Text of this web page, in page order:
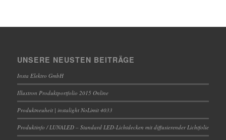
UNSERE NEUSTEN BEITRÄGE
Insta Elektro GmbH
Illuxtron Produktportfolio 2015 Online
Produktneuheit | instalight NoLimit 4033
Produktinfo / LUNALED – Standard LED-Lichtdecken mit diffusierender Lichtfolie